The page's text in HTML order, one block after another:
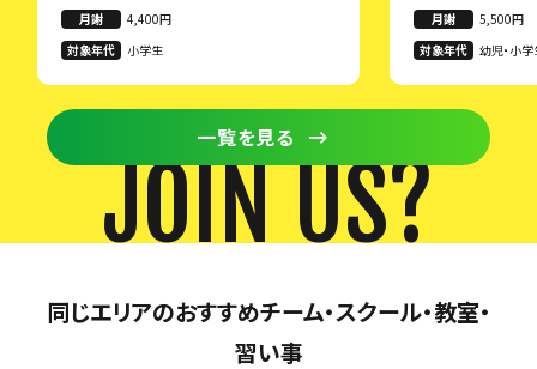
月謝
4,400円
対象年代
小学生
月謝
5,500円
対象年代
幼児・小
一覧を見る
JOIN US?
同じエリアのおすすめチーム・スクール・教室・
習い事